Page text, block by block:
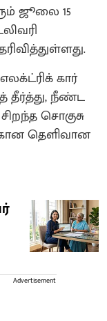
ஜூலை 15
கார்
தீர்த்து, நீண்ட
சொகுசு
தெளிவான
Advertisement